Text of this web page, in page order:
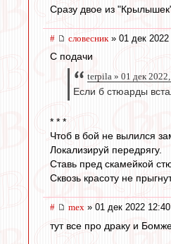
Сразу двое из
# словесник » 01 дек
С подачи
terpila » 01 дек
Если б стюарды
* * *
Чтоб в бой не вылился
Локализируй передрягу.
Ставь пред скамейкой
Сквозь красоту не
# mex » 01 дек 2022 12:40
тут все про драку и